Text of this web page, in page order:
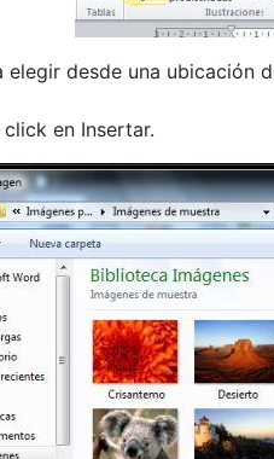
elegir desde una ubicación
en Insertar.